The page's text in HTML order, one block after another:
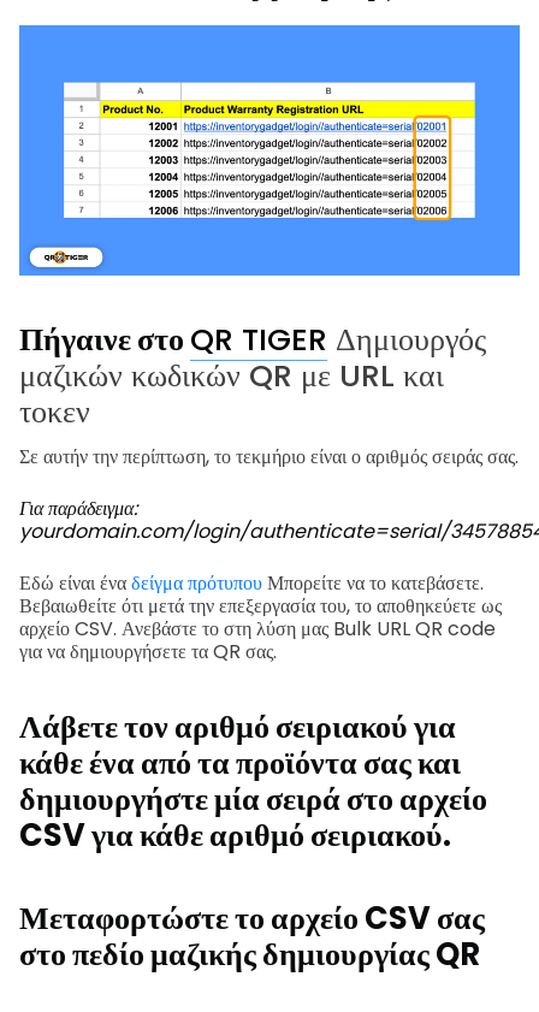
Πήγαινε στοQR TIGER Δημιουργός
μαζικών κωδικών QR με URL και
τοκεν
Σε αυτήν την περίπτωση, το τεκμήριο είναι ο αριθμός σειράς σας.
Για παράδειγμα:
yourdomain.com/login/authenticate=serial/
Εδώ είναι έναδείγμα πρότυπουΜπορείτε να το κατεβάσετε.
Βεβαιωθείτε ότι μετά την επεξεργασία του, το αποθηκεύετε ως
αρχείο CSV. Ανεβάστε το στη λύση μας Bulk URL QR code
για να δημιουργήσετε τα QR σας.
Λάβετε τον αριθμό σειριακού για
κάθε ένα από τα προϊόντα σας και
δημιουργήστε μία σειρά στο αρχείο
CSV για κάθε αριθμό σειριακού.
Μεταφορτώστε το αρχείο CSV σας
στο πεδίο μαζικής δημιουργίας QR